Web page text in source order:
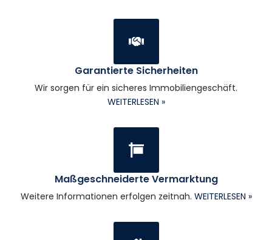
Garantierte Sicherheiten
Wir sorgen für ein sicheres Immobiliengeschäft.
WEITERLESEN »
Maßgeschneiderte Vermarktung
Weitere Informationen erfolgen zeitnah. WEITERLESEN »